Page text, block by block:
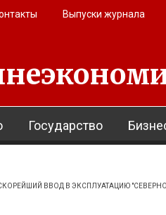
Выпуски журнала
Государство
ВВОД В ЭКСПЛУАТАЦИЮ